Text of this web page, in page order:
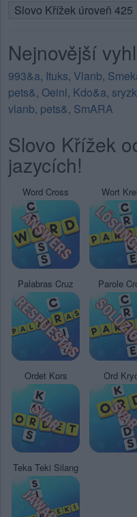
Slovo Křížek úroveň 425
Nejnovější
993&a, Ituks, Vlanb,
pets&, Oeinl, Kdo&a, sryzk
vlanb, pets&, SmARA
Slovo Křížek
jazycích!
Word Cross Wort
Palabras Cruz Parole
Ordet Kors Ord
Teka Teki Silang